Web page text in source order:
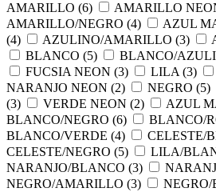
AMARILLO (6)
AMARILLO
AMARILLO/NEGRO (4)
AZUL
(4)
AZULINO/AMARILLO (3)
BLANCO (5)
BLANCO/
FUCSIA NEON (3)
LILA (3)
NARANJO NEON (2)
NEGRO (5)
(3)
VERDE NEON (2)
AZUL
BLANCO/NEGRO (6)
BLANCO/
BLANCO/VERDE (4)
CELESTE/
CELESTE/NEGRO (5)
LILA/
NARANJO/BLANCO (3)
NEGRO/AMARILLO (3)